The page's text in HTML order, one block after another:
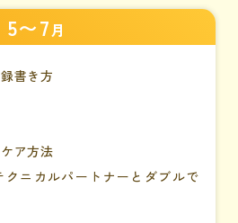
5〜7月
書き方
ア方法
クニカルパートナーとダブルで